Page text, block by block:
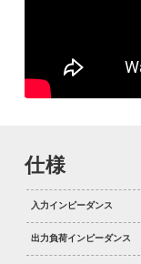
仕様
入力インピーダンス
出力負荷インピーダンス